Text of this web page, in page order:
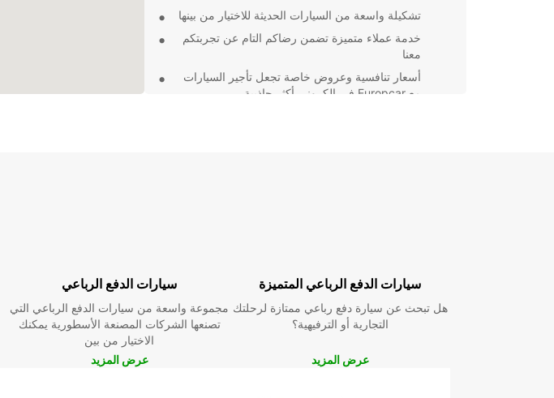
تشكيلة واسعة من السيارات الحديثة للاختيار من بينها
خدمة عملاء متميزة تضمن رضاكم التام عن تجربتكم
معنا
أسعار تنافسية وعروض خاصة تجعل تأجير السيارات
مع Europcar في الكروني أكثر جاذبية
تأجير السيارات الفاخرة التي لا مثيل لها!
سيارات الدفع الرباعي
مجموعة واسعة من سيارات الدفع الرباعي التي
تصنعها الشركات المصنعة الأسطورية يمكنك
الاختيار من بين
عرض المزيد
سيارات الدفع الرباعي المتميزة
هل تبحث عن سيارة دفع رباعي ممتازة لرحلتك
التجارية أو الترفيهية؟
عرض المزيد